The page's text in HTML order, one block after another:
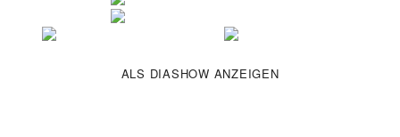
ALS DIASHOW ANZEIGEN